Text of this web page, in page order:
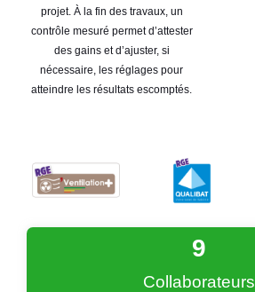
projet. À la fin des travaux, un
contrôle mesuré permet d’attester
des gains et d’ajuster, si
nécessaire, les réglages pour
atteindre les résultats escomptés.
Collaborateurs
9